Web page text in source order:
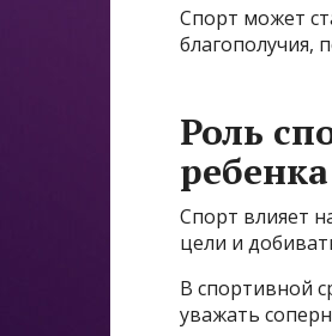
Спорт может
благополучия,
Роль
ребенка
Спорт влияет
цели и
В спортивной
уважать